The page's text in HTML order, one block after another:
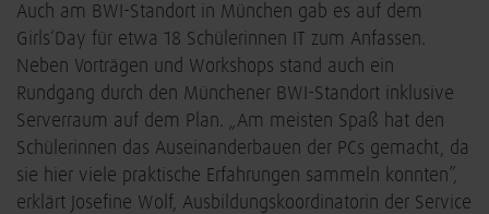
Auch am BWI-Standort in München gab es auf dem
Girls‘Day für etwa 18 Schülerinnen IT zum Anfassen.
Neben Vorträgen und Workshops stand auch ein
Rundgang durch den Münchener BWI-Standort inklusive
Serverraum auf dem Plan. „Am meisten Spaß hat den
Schülerinnen das Auseinanderbauen der PCs gemacht, da
sie hier viele praktische Erfahrungen sammeln konnten”,
erklärt Josefine Wolf, Ausbildungskoordinatorin der Service